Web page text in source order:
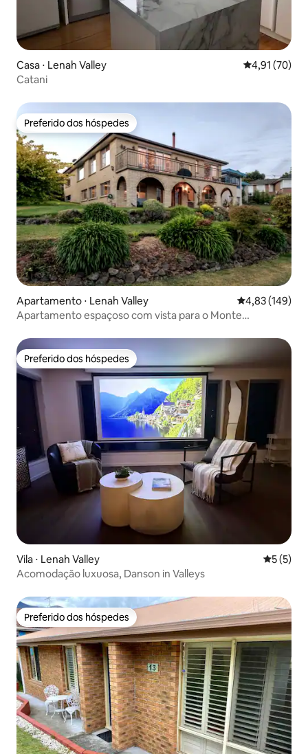
Casa ⋅ Lenah Valley 4,91 de uma
4,91 (70)
Catani
Preferido dos hóspedes
Preferido dos hóspedes
Apartamento ⋅ Lenah Valley 4,83 de uma
4,83 (149)
Apartamento espaçoso com vista para o Monte
Preferido dos hóspedes
Preferido dos hóspedes
Vila ⋅ Lenah Valley 5 de
5 (5)
Acomodação luxuosa, Danson in Valleys
Preferido dos hóspedes
Preferido dos hóspedes